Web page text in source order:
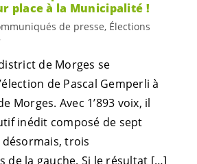
place à la Municipalité !
de presse, Élections
de Morges se
de Pascal Gemperli à
Morges. Avec 1’893 voix, il
inédit composé de sept
trois
de la gauche. Si le résultat […]